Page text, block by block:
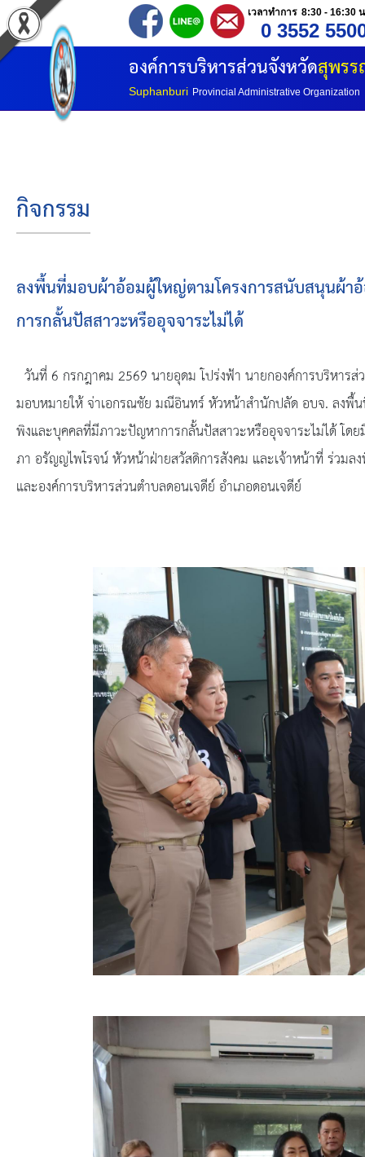
เวลาทำการ 8:30 - 16:30
0 3552
องค์การบริหารส่วนจังหวัดสุพร
Suphanburi Provincial Administrative Organization
หน้าแรก
ประวัติ อบจ
โครงสร้างองค์กร
โครงสร้างการแบ่งส่วนราชการ
วิสัยทัศน์
ยุทธศาสตร์การพัฒนา
ประวัตินายก
รายการ อบจ.สัมพันธ์
ประกาศจัดซื้อ-จัดจ้าง
ประกาศจัดซื้อ-จัดจ้างภาครัฐ
รายงานผู้ใช้บริการกล้อง CCTV
ข้อมูลการเลือกตั้ง
นโยบายคุ้มครองข้อมูลส่วนบุคคล
มาตรฐานกำหนดตำแหน่ง
VDO Present
ประกาศแผนการจัดซื้อจัดจ้าง
รายงานผลการจัดซื้อจัดจ้างประจำปีงบประมาณ
สรุปผลการดำเนินงานจัดซื้อจัดจ้างในรอบเดือน (สข
ประกาศผู้ชนะการเสนอราคา
กิจกรรม
ลงพื้นที่มอบผ้าอ้อมผู้ใหญ่ตามโครงการสนับสนุนผ้
การกลั้นปัสสาวะหรืออุจจาระไม่ได้
วันที่ 6 กรกฎาคม 2569 นายอุดม โปร่งฟ้า นายกองค์การบริหา
มอบหมายให้ จ่าเอกรณชัย มณีอินทร์ หัวหน้าสำนักปลัด อบจ. ลงพื้
พิงและบุคคลที่มีภาวะปัญหาการกลั้นปัสสาวะหรืออุจจาระไม่ได้ โ
ภา อรัญญไพโรจน์ หัวหน้าฝ่ายสวัสดิการสังคม และเจ้าหน้าที่ ร่วม
และองค์การบริหารส่วนตำบลดอนเจดีย์ อำเภอดอนเจดีย์